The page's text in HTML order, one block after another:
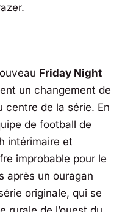
Friday Night
un changement de
centre de la série. En
de football de
intérimaire et
improbable pour le
après un ouragan
originale, qui se